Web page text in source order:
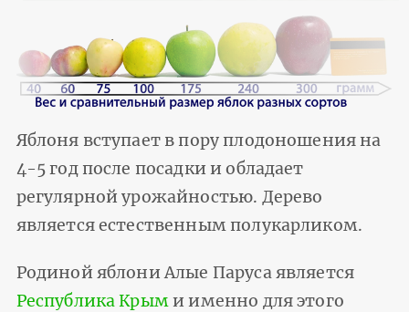
Яблоня вступает в пору плодоношения на
4-5 год после посадки и обладает
регулярной урожайностью. Дерево
является естественным полукарликом.
Родиной яблони Алые Паруса является
Республика Крыми именно для этого